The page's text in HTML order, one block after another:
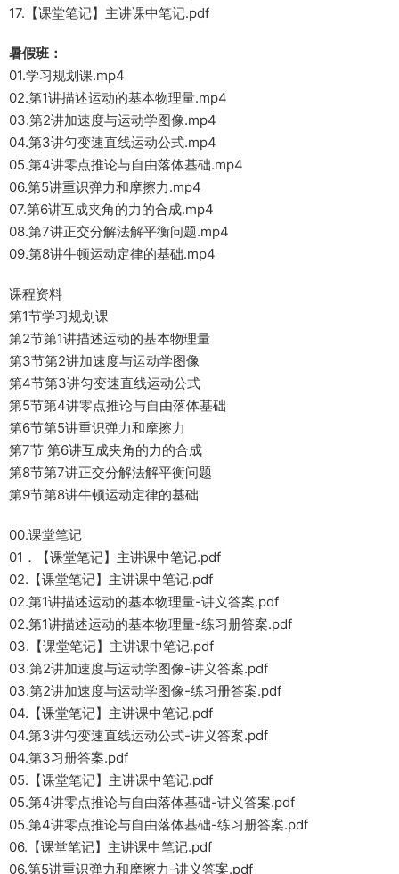
17.【课堂笔记】主讲课中笔记.pdf
暑假班：
01.学习规划课.mp4
02.第1讲描述运动的基本物理量.mp4
03.第2讲加速度与运动学图像.mp4
04.第3讲匀变速直线运动公式.mp4
05.第4讲零点推论与自由落体基础.mp4
06.第5讲重识弹力和摩擦力.mp4
07.第6讲互成夹角的力的合成.mp4
08.第7讲正交分解法解平衡问题.mp4
09.第8讲牛顿运动定律的基础.mp4
课程资料
第1节学习规划课
第2节第1讲描述运动的基本物理量
第3节第2讲加速度与运动学图像
第4节第3讲匀变速直线运动公式
第5节第4讲零点推论与自由落体基础
第6节第5讲重识弹力和摩擦力
第7节 第6讲互成夹角的力的合成
第8节第7讲正交分解法解平衡问题
第9节第8讲牛顿运动定律的基础
00.课堂笔记
01．【课堂笔记】主讲课中笔记.pdf
02.【课堂笔记】主讲课中笔记.pdf
02.第1讲描述运动的基本物理量-讲义答案.pdf
02.第1讲描述运动的基本物理量-练习册答案.pdf
03.【课堂笔记】主讲课中笔记.pdf
03.第2讲加速度与运动学图像-讲义答案.pdf
03.第2讲加速度与运动学图像-练习册答案.pdf
04.【课堂笔记】主讲课中笔记.pdf
04.第3讲匀变速直线运动公式-讲义答案.pdf
04.第3习册答案.pdf
05.【课堂笔记】主讲课中笔记.pdf
05.第4讲零点推论与自由落体基础-讲义答案.pdf
05.第4讲零点推论与自由落体基础-练习册答案.pdf
06.【课堂笔记】主讲课中笔记.pdf
06.第5讲重识弹力和摩擦力-讲义答案.pdf